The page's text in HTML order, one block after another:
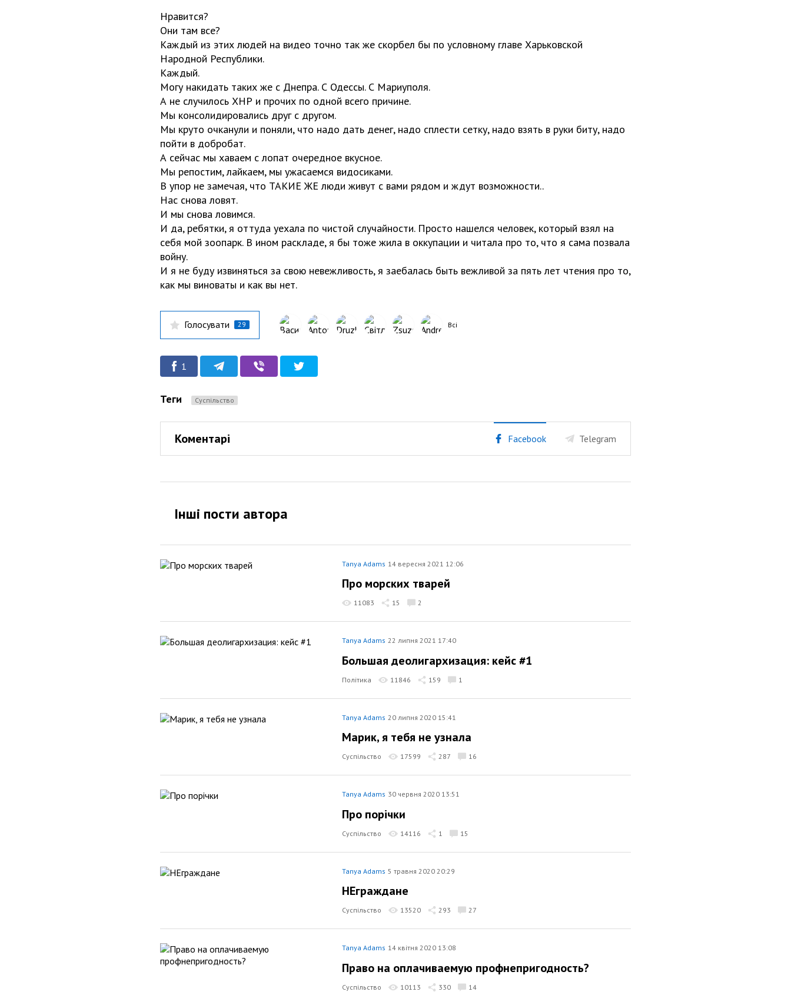
Нравится?
Они там все?
Каждый из этих людей на видео точно так же скорбел бы по условному главе Харьковской
Народной Республики.
Каждый.
Могу накидать таких же с Днепра. С Одессы. С Мариуполя.
А не случилось ХНР и прочих по одной всего причине.
Мы консолидировались друг с другом.
Мы круто очканули и поняли, что надо дать денег, надо сплести сетку, надо взять в руки биту, надо
пойти в добробат.
А сейчас мы хаваем с лопат очередное вкусное.
Мы репостим, лайкаем, мы ужасаемся видосиками.
В упор не замечая, что ТАКИЕ ЖЕ люди живут с вами рядом и ждут возможности..
Нас снова ловят.
И мы снова ловимся.
И да, ребятки, я оттуда уехала по чистой случайности. Просто нашелся человек, который взял на
себя мой зоопарк. В ином раскладе, я бы тоже жила в оккупации и читала про то, что я сама позвала
войну.
И я не буду извиняться за свою невежливость, я заебалась быть вежливой за пять лет чтения про то,
как мы виноваты и как вы нет.
Голосувати 29 Всі
1
Теги Суспільство
Коментарі Facebook Telegram
Інші пости автора
Tanya Adams 14 вересня 2021 12:06
Про морских тварей
11083 15 2
Tanya Adams 22 липня 2021 17:40
Большая деолигархизация: кейс #1
Політика 11846 159 1
Tanya Adams 20 липня 2020 15:41
Марик, я тебя не узнала
Суспільство 17599 287 16
Tanya Adams 30 червня 2020 13:51
Про порічки
Суспільство 14116 1 15
Tanya Adams 5 травня 2020 20:29
НЕграждане
Суспільство 13520 293 27
Tanya Adams 14 квітня 2020 13:08
Право на оплачиваемую профнепригодность?
Суспільство 10113 330 14